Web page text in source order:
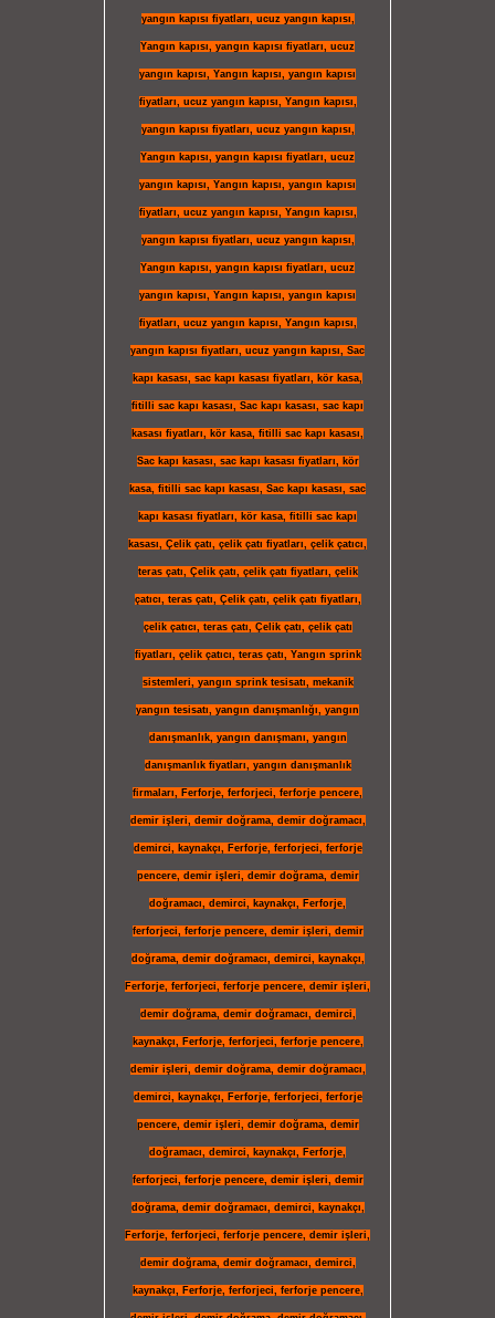
yangın kapısı fiyatları, ucuz yangın kapısı,
Yangın kapısı, yangın kapısı fiyatları, ucuz
yangın kapısı, Yangın kapısı, yangın kapısı
fiyatları, ucuz yangın kapısı, Yangın kapısı,
yangın kapısı fiyatları, ucuz yangın kapısı,
Yangın kapısı, yangın kapısı fiyatları, ucuz
yangın kapısı, Yangın kapısı, yangın kapısı
fiyatları, ucuz yangın kapısı, Yangın kapısı,
yangın kapısı fiyatları, ucuz yangın kapısı,
Yangın kapısı, yangın kapısı fiyatları, ucuz
yangın kapısı, Yangın kapısı, yangın kapısı
fiyatları, ucuz yangın kapısı, Yangın kapısı,
yangın kapısı fiyatları, ucuz yangın kapısı, Sac
kapı kasası, sac kapı kasası fiyatları, kör kasa,
fitilli sac kapı kasası, Sac kapı kasası, sac kapı
kasası fiyatları, kör kasa, fitilli sac kapı kasası,
Sac kapı kasası, sac kapı kasası fiyatları, kör
kasa, fitilli sac kapı kasası, Sac kapı kasası, sac
kapı kasası fiyatları, kör kasa, fitilli sac kapı
kasası, Çelik çatı, çelik çatı fiyatları, çelik çatıcı,
teras çatı, Çelik çatı, çelik çatı fiyatları, çelik
çatıcı, teras çatı, Çelik çatı, çelik çatı fiyatları,
çelik çatıcı, teras çatı, Çelik çatı, çelik çatı
fiyatları, çelik çatıcı, teras çatı, Yangın sprink
sistemleri, yangın sprink tesisatı, mekanik
yangın tesisatı, yangın danışmanlığı, yangın
danışmanlık, yangın danışmanı, yangın
danışmanlık fiyatları, yangın danışmanlık
firmaları, Ferforje, ferforjeci, ferforje pencere,
demir işleri, demir doğrama, demir doğramacı,
demirci, kaynakçı, Ferforje, ferforjeci, ferforje
pencere, demir işleri, demir doğrama, demir
doğramacı, demirci, kaynakçı, Ferforje,
ferforjeci, ferforje pencere, demir işleri, demir
doğrama, demir doğramacı, demirci, kaynakçı,
Ferforje, ferforjeci, ferforje pencere, demir işleri,
demir doğrama, demir doğramacı, demirci,
kaynakçı, Ferforje, ferforjeci, ferforje pencere,
demir işleri, demir doğrama, demir doğramacı,
demirci, kaynakçı, Ferforje, ferforjeci, ferforje
pencere, demir işleri, demir doğrama, demir
doğramacı, demirci, kaynakçı, Ferforje,
ferforjeci, ferforje pencere, demir işleri, demir
doğrama, demir doğramacı, demirci, kaynakçı,
Ferforje, ferforjeci, ferforje pencere, demir işleri,
demir doğrama, demir doğramacı, demirci,
kaynakçı, Ferforje, ferforjeci, ferforje pencere,